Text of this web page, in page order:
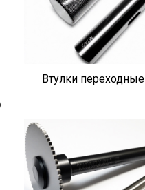
Втулки переходные